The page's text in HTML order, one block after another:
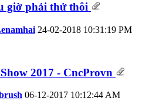
giờ phải thử thôi
24-02-2018 10:31:19 PM
2017 - CncProvn
06-12-2017 10:12:44 AM